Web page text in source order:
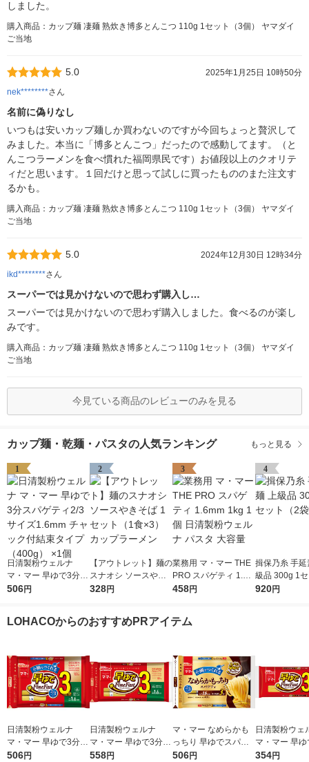
しました。
購入商品：カップ麺 凄麺 熟炊き博多とんこつ 110g 1セット（3個） ヤマダイ
ご当地
5.0
2025年1月25日 10時50分
nek********さん
名前に偽りなし
いつもは安いカップ麺しか買わないのですが今回ちょっと贅沢して
みました。本当に「博多とんこつ」だったので感動してます。（と
んこつラーメンを食べ慣れた福岡県民です）お値段以上のクオリテ
ィだと思います。１回だけと思って試しに買ったもののまた注文す
るかも。
購入商品：カップ麺 凄麺 熟炊き博多とんこつ 110g 1セット（3個） ヤマダイ
ご当地
5.0
2024年12月30日 12時34分
ikd********さん
スーパーでは見かけないので思わず購入し…
スーパーでは見かけないので思わず購入しました。食べるのが楽し
みです。
購入商品：カップ麺 凄麺 熟炊き博多とんこつ 110g 1セット（3個） ヤマダイ
ご当地
今見ている商品のレビューのみを見る
カップ麺・乾麺・パスタの人気ランキング もっと見る
1
日清製粉ウェルナ
マ・マー 早ゆで3分ス
パゲティ2/3サイズ1.6
506円
2
【アウトレット】麺の
スナオシ ソースやき
そば 1セット（1食×
328円
3
業務用 マ・マー THE
PRO スパゲティ 1.6m
m 1kg 1個 日清製粉ウ
458円
4
揖保乃糸 手延
級品 300g 1
袋）
920円
LOHACOからのおすすめPRアイテム
日清製粉ウェルナ
マ・マー 早ゆで3分ス
パゲティ2/3サイズ1.6
506円
日清製粉ウェルナ
マ・マー 早ゆで3分ス
パゲティ 1.6mm チャ
558円
マ・マー なめらかも
っちり 早ゆでスパゲ
ティ 2/3サイズ チャッ
506円
日清製粉ウェ
マ・マー 早
ゲティ
354円